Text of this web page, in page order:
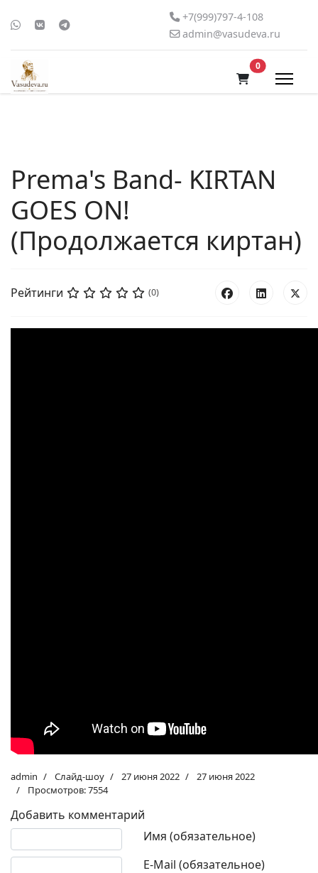
+7(999)797-4-108
admin@vasudeva.ru
0В корзину
Prema's Band- KIRTAN
GOES ON!
(Продолжается киртан)
Рейтинги (0)
admin Слайд-шоу 27 июня 2022
27 июня 2022
Просмотров: 7554
Добавить комментарий
Имя (обязательное)
E-Mail (обязательное)
Текст комментария